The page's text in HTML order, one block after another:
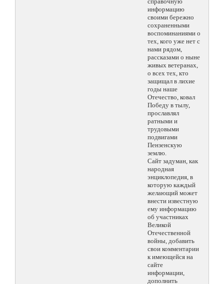
информацию
своими бережно
сохраненными
воспоминаниями о
тех, кого уже нет с
нами рядом,
рассказами о ныне
живых ветеранах,
о всех тех, кто
защищал в лихие
годы наше
Отечество, ковал
Победу в тылу,
прославлял
ратными и
трудовыми
подвигами
Пензенскую
землю.
Сайт задуман, как
народная
энциклопедия, в
которую каждый
желающий может
внести известную
ему информацию
об участниках
Великой
Отечественной
войны, добавить
свои комментарии
к имеющейся на
сайте
информации,
дополнить